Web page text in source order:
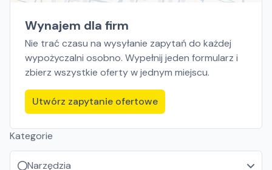
Wynajem dla firm
Nie trać czasu na wysyłanie zapytań do każdej
wypożyczalni osobno. Wypełnij jeden formularz i
zbierz wszystkie oferty w jednym miejscu.
Utwórz zapytanie ofertowe
Kategorie
Narzędzia